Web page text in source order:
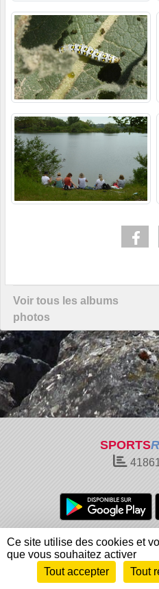
Voir tous les albums
photos
SPORTS
Charte cookies
Informations légales
Envie de participer ?
Ce site utilise des cookies et
que vous souhaitez activer
Tout accepter
Tout